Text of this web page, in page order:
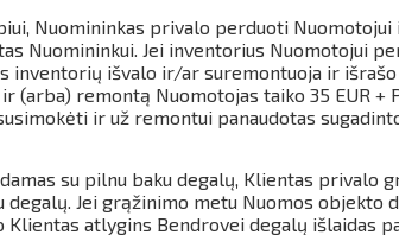
Nuomininkas privalo perduoti
Nuomininkui. Jei inventorius Nuomotojui
inventorių išvalo ir/ar suremontuoja ir
(arba) remontą Nuomotojas taiko 35 EUR +
ir už remontui panaudotas
su pilnu baku degalų, Klientas privalo
degalų. Jei grąžinimo metu Nuomos objekto
atlygins Bendrovei degalų išlaidas